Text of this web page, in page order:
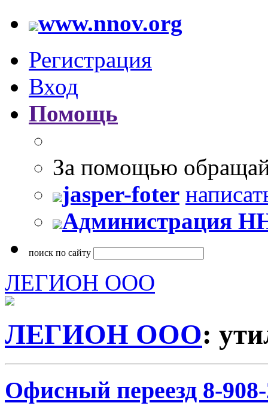
www.nnov.org
Регистрация
Вход
Помощь
За помощью
jasper-foter
Администрация
поиск по сайту
ЛЕГИОН ООО
ЛЕГИОН ООО:
Офисный переезд 8-